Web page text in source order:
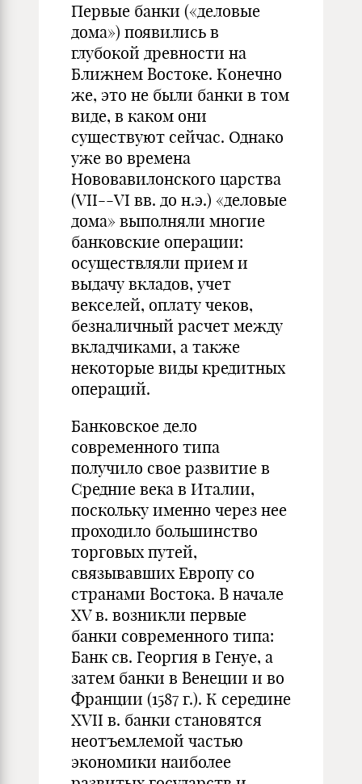
Первые банки («деловые
дома») появились в
глубокой древности на
Ближнем Востоке. Конечно
же, это не были банки в том
виде, в каком они
существуют сейчас. Однако
уже во времена
Нововавилонского царства
(VII--VI вв. до н.э.) «деловые
дома» выполняли многие
банковские операции:
осуществляли прием и
выдачу вкладов, учет
векселей, оплату чеков,
безналичный расчет между
вкладчиками, а также
некоторые виды кредитных
операций.
Банковское дело
современного типа
получило свое развитие в
Средние века в Италии,
поскольку именно через нее
проходило большинство
торговых путей,
связывавших Европу со
странами Востока. В начале
XV в. возникли первые
банки современного типа:
Банк св. Георгия в Генуе, а
затем банки в Венеции и во
Франции (1587 г.). К середине
XVII в. банки становятся
неотъемлемой частью
экономики наиболее